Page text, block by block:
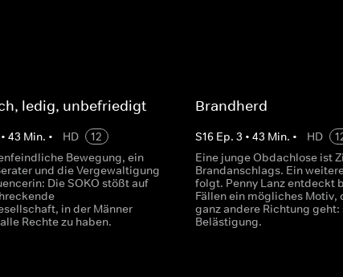
ledig, unbefriedigt
•43 Min. • HD
12
Bewegung, ein
und die Vergewaltigung
Die SOKO stößt auf
in der Männer
Rechte zu haben.
Brandherd
S16 Ep. 3 • 43 Min. • HD
Eine junge Obdachlose ist
Brandanschlags. Ein
folgt. Penny Lanz entdeckt
Fällen ein mögliches Motiv,
ganz andere Richtung geht:
Belästigung.